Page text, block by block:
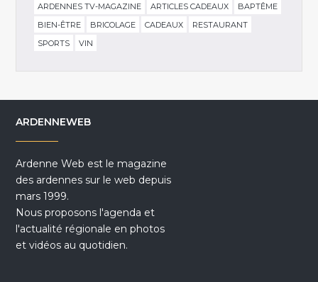
ARDENNES TV-MAGAZINE
ARTICLES CADEAUX
BAPTÊME
BIEN-ÊTRE
BRICOLAGE CADEAUX
RESTAURANT
SPORTS
VIN
ARDENNEWEB
Ardenne Web est le magazine
des ardennes sur le web depuis
mars 1999.
Nous proposons l'agenda et
l'actualité régionale en photos
et vidéos au quotidien.